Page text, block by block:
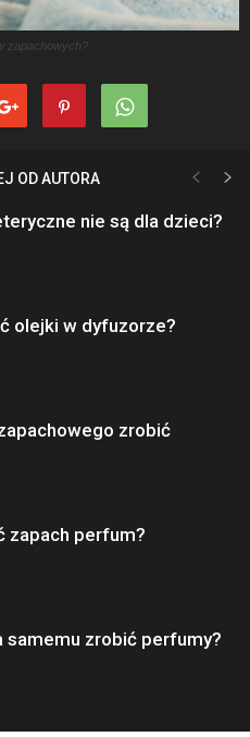
zapachowych?
OD AUTORA
nie są dla dzieci?
olejki w dyfuzorze?
zrobić
zapach perfum?
samemu zrobić perfumy?